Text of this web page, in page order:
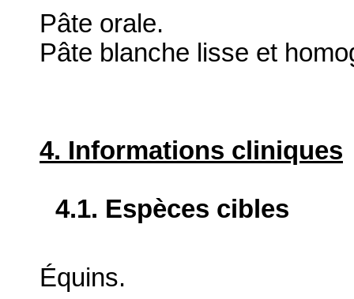
Pâte orale.
Pâte blanche lisse et
4. Informations cliniques
4.1. Espèces cibles
Équins.